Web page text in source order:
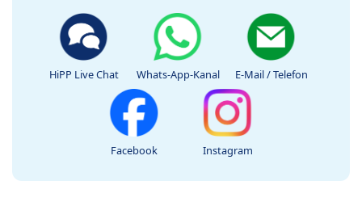
HiPP Live Chat Whats-App-Kanal E-Mail / Telefon
Facebook Instagram